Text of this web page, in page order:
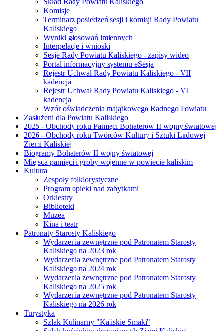
Skład Rady Powiatu Kaliskiego
Komisje
Terminarz posiedzeń sesji i komisji Rady Powiatu
Kaliskiego
Wyniki głosowań imiennych
Interpelacje i wnioski
Sesje Rady Powiatu Kaliskiego - zapisy wideo
Portal informacyjny systemu eSesja
Rejestr Uchwał Rady Powiatu Kaliskiego - VII
kadencja
Rejestr Uchwał Rady Powiatu Kaliskiego - VI
kadencja
Wzór oświadczenia majątkowego Radnego Powiatu
Zasłużeni dla Powiatu Kaliskiego
2025 - Obchody roku Pamięci Bohaterów II wojny światowej
2026 - Obchody roku Twórców Kultury i Sztuki Ludowej
Ziemi Kaliskiej
Biogramy Bohaterów II wojny światowej
Miejsca pamięci i groby wojenne w powiecie kaliskim
Kultura
Zespoły folklorystyczne
Program opieki nad zabytkami
Orkiestry
Biblioteki
Muzea
Kina i teatr
Patronaty Starosty Kaliskiego
Wydarzenia zewnętrzne pod Patronatem Starosty
Kaliskiego na 2023 rok
Wydarzenia zewnętrzne pod Patronatem Starosty
Kaliskiego na 2024 rok
Wydarzenia zewnętrzne pod Patronatem Starosty
Kaliskiego na 2025 rok
Wydarzenia zewnętrzne pod Patronatem Starosty
Kaliskiego na 2026 rok
Turystyka
Szlak Kulinarny "Kaliskie Smaki"